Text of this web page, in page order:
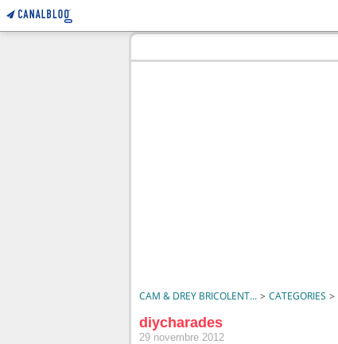
CAM & DREY BRICOLENT... > CATEGORIES >
diycharades
29 novembre 2012